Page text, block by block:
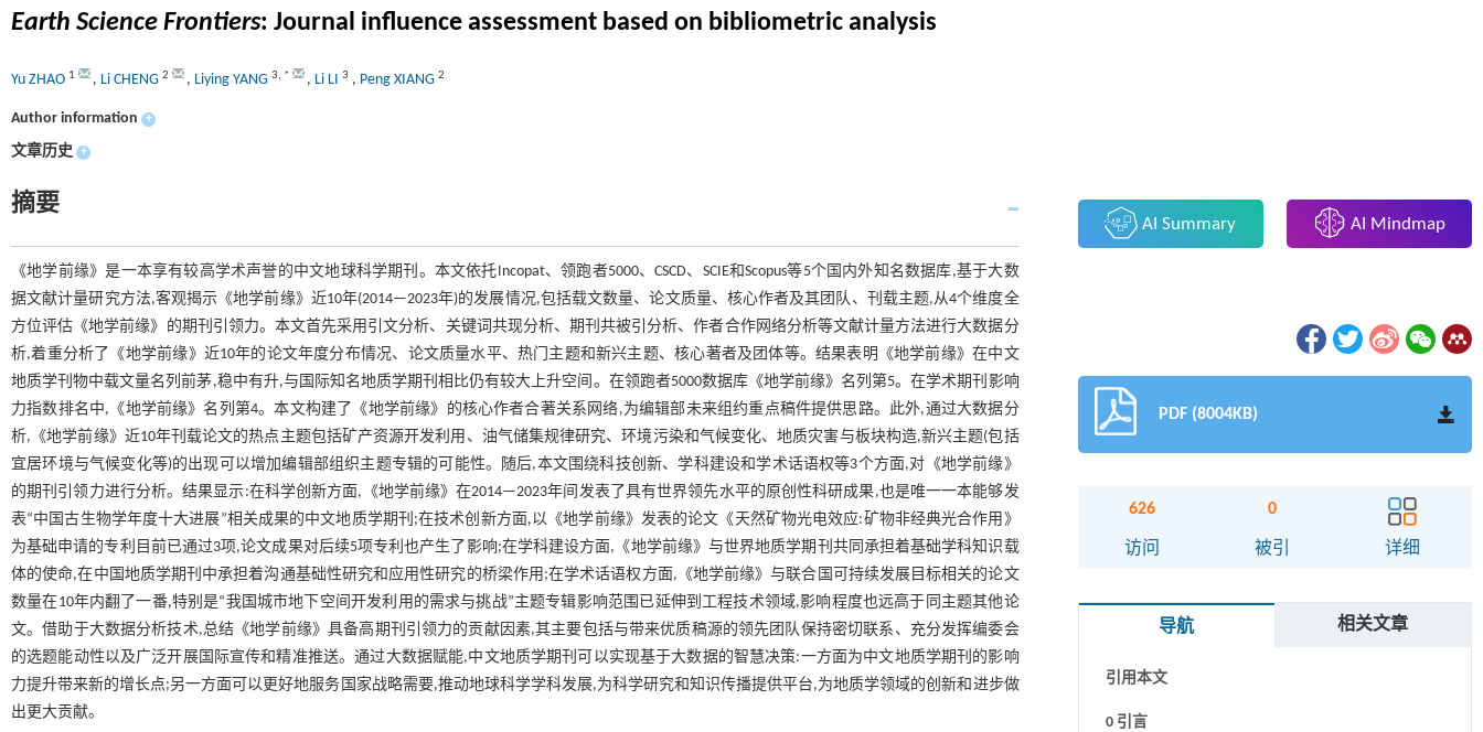
Earth Science Frontiers: Journal influence assessment based on bibliometric analysis
Yu ZHAO 1 , Li CHENG 2 , Liying YANG 3, * , Li LI 3 , Peng XIANG 2
Author information +
文章历史 +
摘要
《地学前缘》是一本享有较高学术声誉的中文地球科学期刊。本文依托Incopat、领跑者5000、CSCD、SCIE和Scopus等5个国内外知名数据库,基于大数
据文献计量研究方法,客观揭示《地学前缘》近10年(2014—2023年)的发展情况,包括载文数量、论文质量、核心作者及其团队、刊载主题,从4个维度全
方位评估《地学前缘》的期刊引领力。本文首先采用引文分析、关键词共现分析、期刊共被引分析、作者合作网络分析等文献计量方法进行大数据分
析,着重分析了《地学前缘》近10年的论文年度分布情况、论文质量水平、热门主题和新兴主题、核心著者及团体等。结果表明《地学前缘》在中文
地质学刊物中载文量名列前茅,稳中有升,与国际知名地质学期刊相比仍有较大上升空间。在领跑者5000数据库《地学前缘》名列第5。在学术期刊影响
力指数排名中,《地学前缘》名列第4。本文构建了《地学前缘》的核心作者合著关系网络,为编辑部未来组约重点稿件提供思路。此外,通过大数据分
析,《地学前缘》近10年刊载论文的热点主题包括矿产资源开发利用、油气储集规律研究、环境污染和气候变化、地质灾害与板块构造,新兴主题(包括
宜居环境与气候变化等)的出现可以增加编辑部组织主题专辑的可能性。随后,本文围绕科技创新、学科建设和学术话语权等3个方面,对《地学前缘》
的期刊引领力进行分析。结果显示:在科学创新方面,《地学前缘》在2014—2023年间发表了具有世界领先水平的原创性科研成果,也是唯一一本能够发
表“中国古生物学年度十大进展”相关成果的中文地质学期刊;在技术创新方面,以《地学前缘》发表的论文《天然矿物光电效应:矿物非经典光合作用》
为基础申请的专利目前已通过3项,论文成果对后续5项专利也产生了影响;在学科建设方面,《地学前缘》与世界地质学期刊共同承担着基础学科知识载
体的使命,在中国地质学期刊中承担着沟通基础性研究和应用性研究的桥梁作用;在学术话语权方面,《地学前缘》与联合国可持续发展目标相关的论文
数量在10年内翻了一番,特别是“我国城市地下空间开发利用的需求与挑战”主题专辑影响范围已延伸到工程技术领域,影响程度也远高于同主题其他论
文。借助于大数据分析技术,总结《地学前缘》具备高期刊引领力的贡献因素,其主要包括与带来优质稿源的领先团队保持密切联系、充分发挥编委会
的选题能动性以及广泛开展国际宣传和精准推送。通过大数据赋能,中文地质学期刊可以实现基于大数据的智慧决策:一方面为中文地质学期刊的影响
力提升带来新的增长点;另一方面可以更好地服务国家战略需要,推动地球科学学科发展,为科学研究和知识传播提供平台,为地质学领域的创新和进步做
出更大贡献。
AI Summary AI Mindmap
PDF (8004KB)
626
访问
0
被引 详细
导航 相关文章
摘要
Key words
引用本文
0 引言